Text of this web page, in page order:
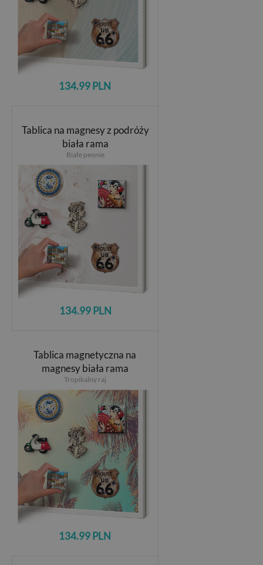
134.99 PLN
Tablica na magnesy z podróży
biała rama
Białe peonie
134.99 PLN
Tablica magnetyczna na
magnesy biała rama
Tropikalny raj
134.99 PLN